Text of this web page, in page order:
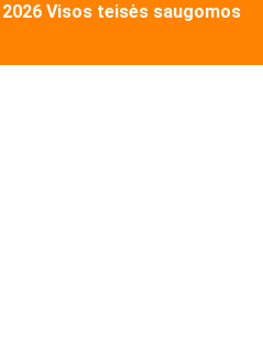
Visos teisės saugomos